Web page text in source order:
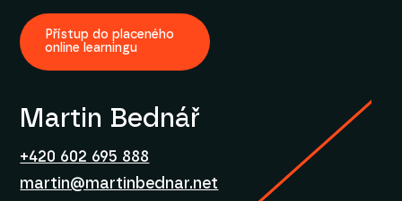
Přístup do placeného
online learningu
Martin Bednář
+420 602 695 888
martin@martinbednar.net